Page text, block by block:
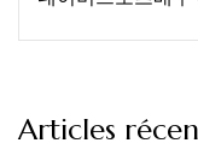
Articles